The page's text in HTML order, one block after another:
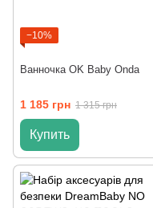
−10%
Ванночка OK Baby Onda
1 185 грн 1 315 грн
Купить